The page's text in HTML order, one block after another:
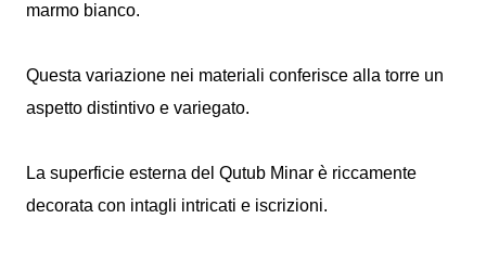
marmo bianco.
Questa variazione nei materiali conferisce alla torre un
aspetto distintivo e variegato.
La superficie esterna del Qutub Minar è riccamente
decorata con intagli intricati e iscrizioni.